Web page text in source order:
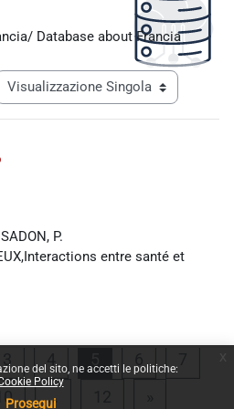
del sito, ne accetti le politiche:
Policy
Prosegui
Database about Francia
terziaria modalità
P.
entre santé et
Bensadon.pdf
2
3 Pagina 3
4Pagina 4Pagina 5Pagina 6
9
10Pagina 10
…